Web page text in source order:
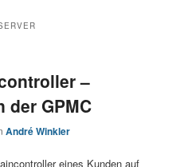
–
der GPMC
André Winkler
eines Kunden auf